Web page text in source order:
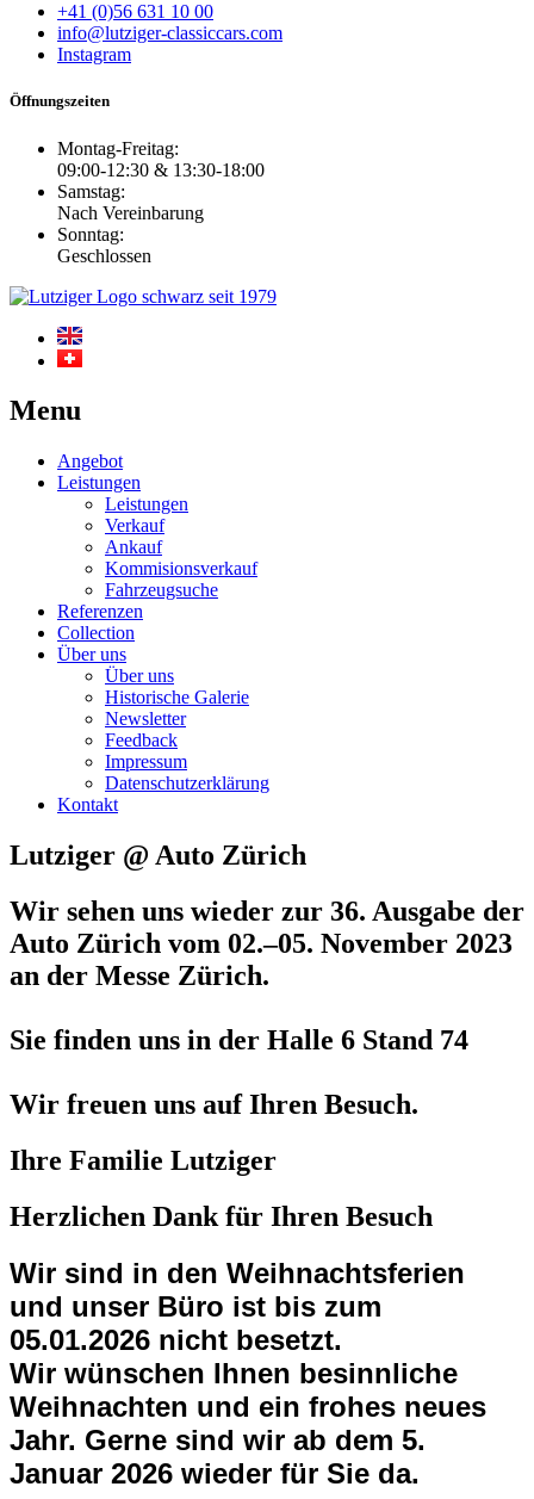
+41 (0)56 631 10 00
info@lutziger-classiccars.com
Instagram
Öffnungszeiten
Montag-Freitag:
09:00-12:30 & 13:30-18:00
Samstag:
Nach Vereinbarung
Sonntag:
Geschlossen
Menu
Angebot
Leistungen
Leistungen
Verkauf
Ankauf
Kommisionsverkauf
Fahrzeugsuche
Referenzen
Collection
Über uns
Über uns
Historische Galerie
Newsletter
Feedback
Impressum
Datenschutzerklärung
Kontakt
Lutziger @ Auto Zürich
Wir sehen uns wieder zur 36. Ausgabe der
Auto Zürich vom 02.–05. November 2023
an der Messe Zürich.
Sie finden uns in der Halle 6 Stand 74
Wir freuen uns auf Ihren Besuch.
Ihre Familie Lutziger
Herzlichen Dank für Ihren Besuch
Wir sind in den Weihnachtsferien
und unser Büro ist bis zum
05.01.2026 nicht besetzt.
Wir wünschen Ihnen besinnliche
Weihnachten und ein frohes neues
Jahr. Gerne sind wir ab dem 5.
Januar 2026 wieder für Sie da.